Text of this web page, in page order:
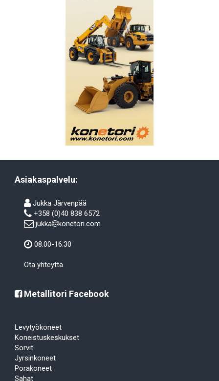
Asiakaspalvelu:
Jukka Järvenpää
+358 (0)40 838 6572
jukka
konetori.com
08.00-16.30
Ota yhteyttä
Metallitori Facebook
Levytyökoneet
Koneistuskeskukset
Sorvit
Jyrsinkoneet
Porakoneet
Sahat